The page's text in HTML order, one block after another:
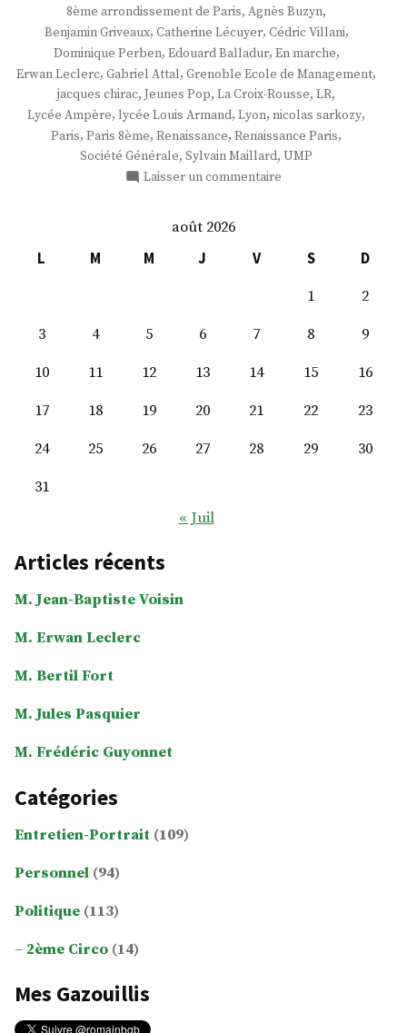
8ème arrondissement de Paris, Agnès Buzyn,
Benjamin Griveaux, Catherine Lécuyer, Cédric Villani,
Dominique Perben, Edouard Balladur, En marche,
Erwan Leclerc, Gabriel Attal, Grenoble Ecole de Management,
jacques chirac, Jeunes Pop, La Croix-Rousse, LR,
Lycée Ampère, lycée Louis Armand, Lyon, nicolas sarkozy,
Paris, Paris 8ème, Renaissance, Renaissance Paris,
Société Générale, Sylvain Maillard, UMP
Laisser un commentaire
août 2026
L
M M J V S
D
1
2
3
4 5 6 7 8
9
10
11 12 13 14 15
16
17
18 19 20 21 22
23
24
25 26 27 28 29
30
31
« Juil
Articles récents
M. Jean-Baptiste Voisin
M. Erwan Leclerc
M. Bertil Fort
M. Jules Pasquier
M. Frédéric Guyonnet
Catégories
Entretien-Portrait (109)
Personnel (94)
Politique (113)
2ème Circo (14)
Mes Gazouillis